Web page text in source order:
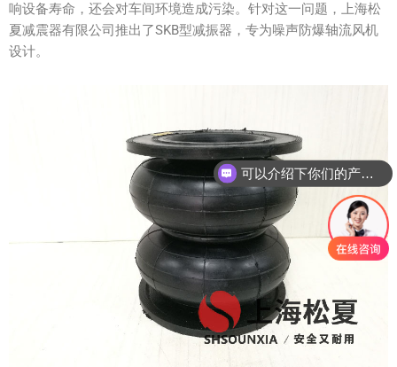
响设备寿命，还会对车间环境造成污染。针对这一问题，上海松
夏减震器有限公司推出了SKB型减振器，专为噪声防爆轴流风机
设计。
可以介绍下你们的产品么？